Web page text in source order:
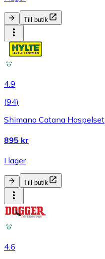
Till butik
4.9
(94)
Shimano Catana Haspelset
895 kr
I lager
Till butik
4.6